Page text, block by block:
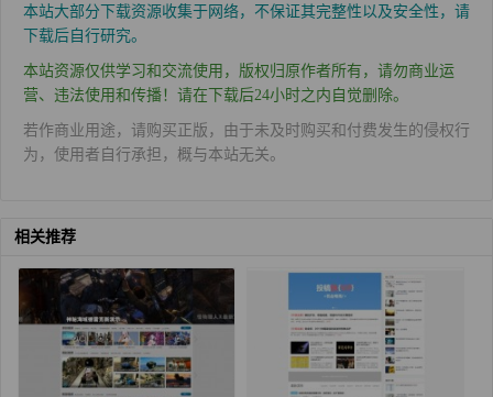
本站大部分下载资源收集于网络，不保证其完整性以及安全性，请
下载后自行研究。
本站资源仅供学习和交流使用，版权归原作者所有，请勿商业运
营、违法使用和传播！请在下载后24小时之内自觉删除。
若作商业用途，请购买正版，由于未及时购买和付费发生的侵权行
为，使用者自行承担，概与本站无关。
相关推荐